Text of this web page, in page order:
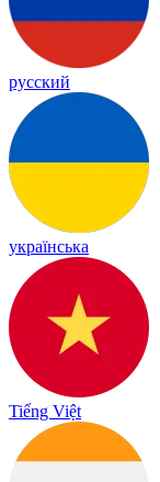
русский
українська
Tiếng Việt